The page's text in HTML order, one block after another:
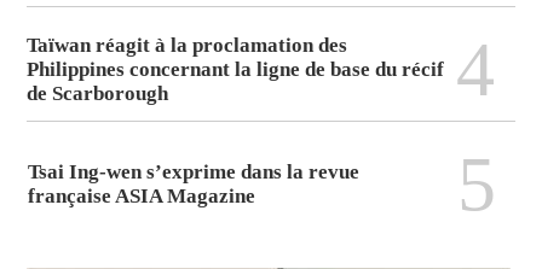
Taïwan réagit à la proclamation des
Philippines concernant la ligne de base du récif
de Scarborough
4
Tsai Ing-wen s’exprime dans la revue
française ASIA Magazine
5